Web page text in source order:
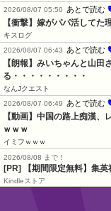
2026/08/07 05:50 あとで読む
【衝撃】嫁がパパ活してた
キスログ
2026/08/07 06:43 あとで読む
【朗報】みいちゃんと山
る・・・・・・・・・
なんJクエスト
2026/08/07 06:49 あとで読む
【動画】中国の路上痴漢
ｗｗｗ
イミフｗｗｗ
2026/08/08 まで！
[PR] 【期間限定無料】集
Kindleストア